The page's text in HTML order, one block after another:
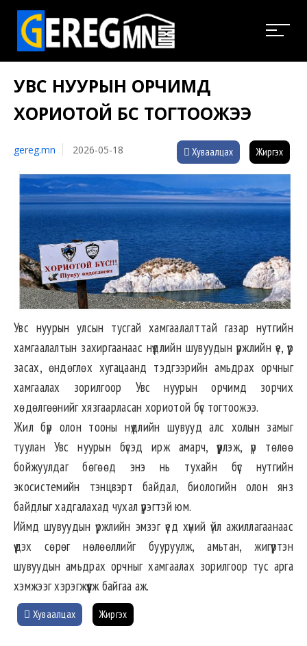
УВС НУУРЫН ОРЧИМД
ХОРИОТОЙ БҮС ТОГТООЖЭЭ
gereg.mn 2026-05-18 Хуваалцах Жиргэх
Увс нуурын улсын тусгай хамгаалалттай газар нутгийн
хамгаалалтын захиргаанаас нүүдлийн шувуудын үржлийн үе, үүр
засах, өндөглөх хугацаанд тэдгээрийн амьдрах орчныг
хамгаалах зорилгоор Увс нуурын орчимд зорчих
хөдөлгөөнийг хязгаарласан хориотой бүс тогтоожээ.
Жил бүр олон тооны нүүдлийн шувууд алс холын замыг
туулан Увс нуурын бүсэд ирж амарч, үүрлэж, үр төлөө
бойжуулдаг бөгөөд энэ нь тухайн бүс нутгийн
экосистемийн тэнцвэрт байдал, биологийн олон янз
байдлыг хадгалахад чухал үүрэгтэй юм.
Иймд шувуудын үржлийн эмзэг үед хүний үйл ажиллагаанаас
үүдэх сөрөг нөлөөллийг бууруулж, амьтан, жигүүртэн
шувуудын амьдрах орчныг хамгаалах зорилгоор тус арга
хэмжээг хэрэгжүүлж байгаа аж.
Хуваалцах Жиргэх